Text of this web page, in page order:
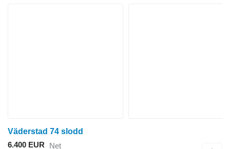
Väderstad 74 slodd
6.400 EUR
Net